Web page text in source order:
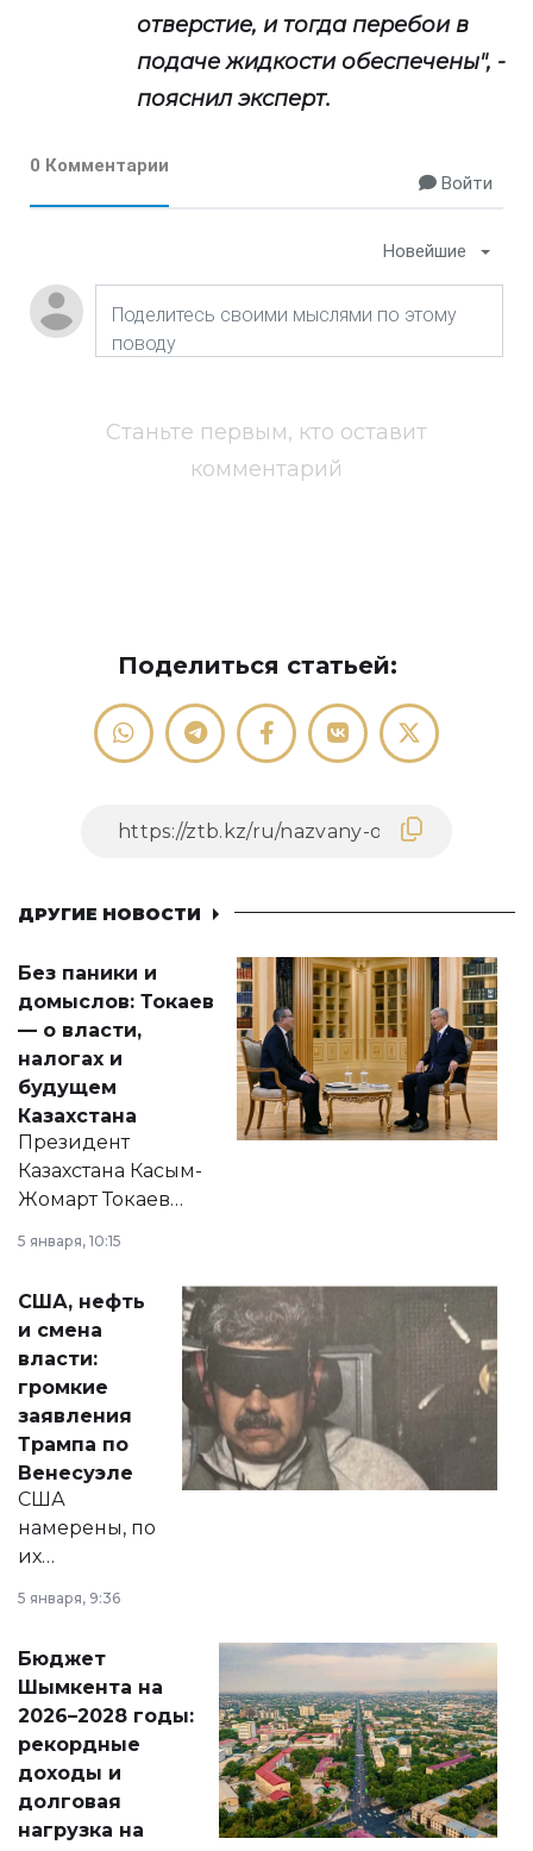
отверстие, и тогда перебои в
подаче жидкости обеспечены", -
пояснил эксперт.
0 Комментарии
Войти
Новейшие
Станьте первым, кто оставит
комментарий
Поделиться статьей:
ДРУГИЕ НОВОСТИ
Без паники и
домыслов: Токаев
— о власти,
налогах и
будущем
Казахстана
Президент
Казахстана Касым-
Жомарт Токаев
сразу несколько
актуальных тем —
от слухов о
политических
реформах до
вопросов армии,
экономики и
личного здоровья.
5 января, 10:15
США, нефть
и смена
власти:
громкие
заявления
Трампа по
Венесуэле
США
намерены, по
их
принести
народу
Венесуэлы.
5 января, 9:36
Бюджет
Шымкента на
2026–2028 годы:
рекордные
доходы и
долговая
нагрузка на